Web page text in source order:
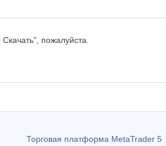
пожалуйста.
Торговая платформа MetaTrader 5